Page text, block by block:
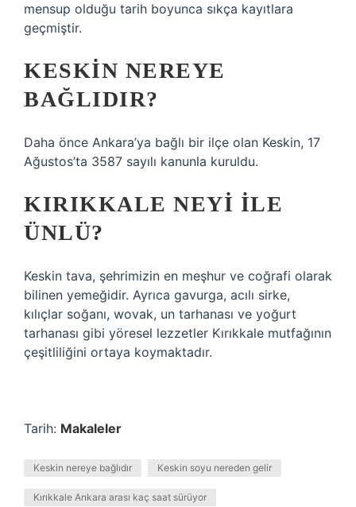
mensup olduğu tarih boyunca sıkça kayıtlara
geçmiştir.
KESKIN NEREYE
BAĞLIDIR?
Daha önce Ankara’ya bağlı bir ilçe olan Keskin, 17
Ağustos’ta 3587 sayılı kanunla kuruldu.
KIRIKKALE NEYI ILE
ÜNLÜ?
Keskin tava, şehrimizin en meşhur ve coğrafi olarak
bilinen yemeğidir. Ayrıca gavurga, acılı sirke,
kılıçlar soğanı, wovak, un tarhanası ve yoğurt
tarhanası gibi yöresel lezzetler Kırıkkale mutfağının
çeşitliliğini ortaya koymaktadır.
Tarih: Makaleler
Keskin nereye bağlıdır Keskin soyu nereden gelir
Kırıkkale Ankara arası kaç saat sürüyor